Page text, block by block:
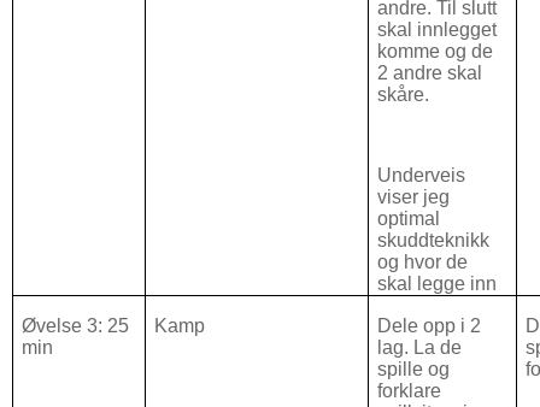
andre. Til slutt
skal innlegget
komme og de
2 andre skal
skåre.
Underveis
viser jeg
optimal
skuddteknikk
og hvor de
skal legge inn
Øvelse 3: 25
min
Kamp
Dele opp i 2
lag. La de
spille og
forklare